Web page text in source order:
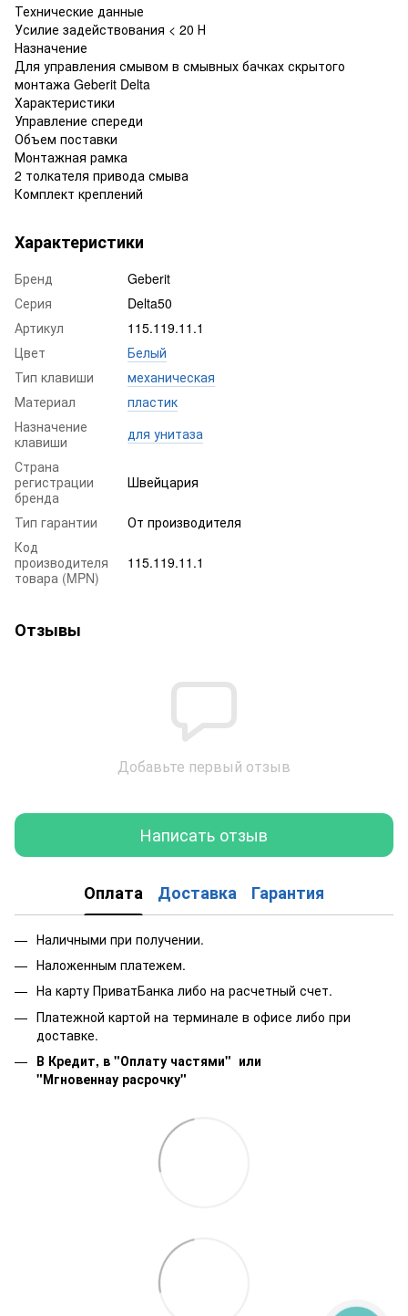
Технические данные
Усилие задействования < 20 Н
Назначение
Для управления смывом в смывных бачках скрытого
монтажа Geberit Delta
Характеристики
Управление спереди
Объем поставки
Монтажная рамка
2 толкателя привода смыва
Комплект креплений
Характеристики
Бренд
Geberit
Серия
Delta50
Артикул
115.119.11.1
Цвет
Белый
Тип клавиши
механическая
Материал
пластик
Назначение
клавиши
для унитаза
Страна
регистрации
бренда
Швейцария
Тип гарантии
От производителя
Код
производителя
товара (MPN)
115.119.11.1
Отзывы
Добавьте первый отзыв
Написать отзыв
Оплата Доставка Гарантия
Наличными при получении.
Наложенным платежем.
На карту ПриватБанка либо на расчетный счет.
Платежной картой на терминале в офисе либо при
доставке.
В Кредит, в "Оплату частями" или
"Мгновеннау расрочку"